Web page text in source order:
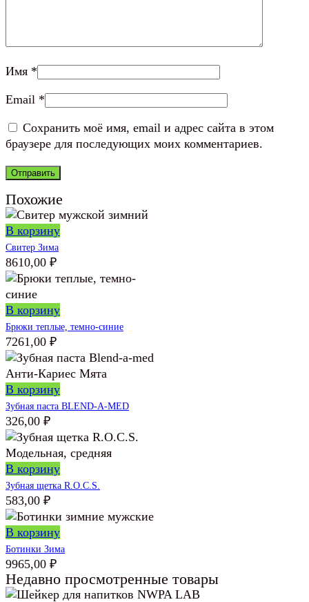
Имя *
Email *
Сохранить моё имя, email и адрес сайта в этом
браузере для последующих моих комментариев.
Похожие
В корзину
Свитер Зима
8610,00 ₽
В корзину
Брюки теплые, темно-синие
7261,00 ₽
В корзину
Зубная паста BLEND-A-MED
326,00 ₽
В корзину
Зубная щетка R.O.C.S.
583,00 ₽
В корзину
Ботинки Зима
9965,00 ₽
Недавно просмотренные товары